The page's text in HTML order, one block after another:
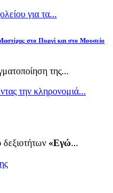
για τα...
στο Πυργί και στο Μουσείο
της...
την κληρονομιά...
«Εγώ...